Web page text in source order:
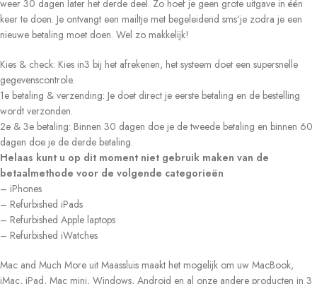
weer 30 dagen later het derde deel. Zo hoef je geen grote uitgave in één
keer te doen. Je ontvangt een mailtje met begeleidend sms’je zodra je een
nieuwe betaling moet doen. Wel zo makkelijk!
Kies & check: Kies in3 bij het afrekenen, het systeem doet een supersnelle
gegevenscontrole.
1e betaling & verzending: Je doet direct je eerste betaling en de bestelling
wordt verzonden.
2e & 3e betaling: Binnen 30 dagen doe je de tweede betaling en binnen 60
dagen doe je de derde betaling.
Helaas kunt u op dit moment niet gebruik maken van de
betaalmethode voor de volgende categorieën
– iPhones
– Refurbished iPads
– Refurbished Apple laptops
– Refurbished iWatches
Mac and Much More uit Maassluis maakt het mogelijk om uw MacBook,
iMac, iPad, Mac mini, Windows, Android en al onze andere producten in 3